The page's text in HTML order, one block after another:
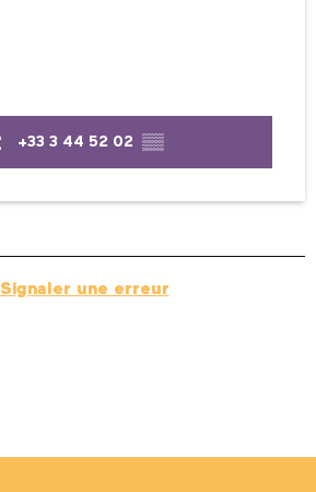
+33 3 44 52 02 ▒▒
Signaler une erreur